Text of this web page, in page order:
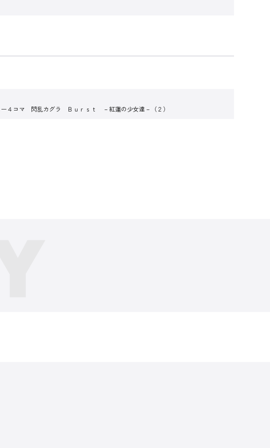
ー４コマ 閃乱カグラ Ｂｕｒｓｔ －紅蓮の少女達－（２）